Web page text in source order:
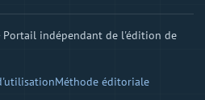
Portail indépendant de l'édition de
Méthode éditoriale